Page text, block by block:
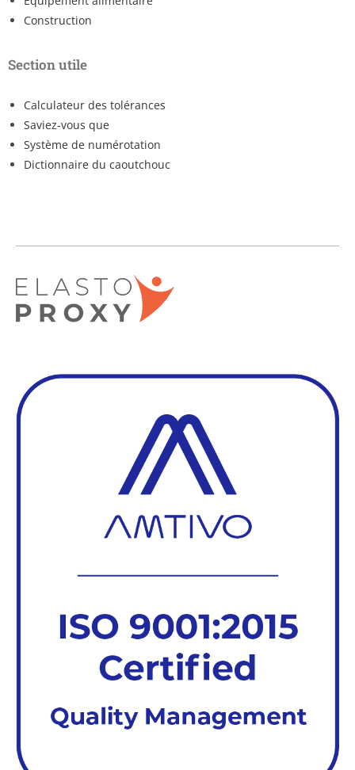
Construction
Section utile
Calculateur des tolérances
Saviez-vous que
Système de numérotation
Dictionnaire du caoutchouc